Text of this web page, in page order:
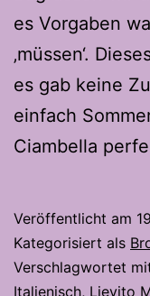
es Vorgaben
‚müssen‘.
es gab keine
einfach
Ciambella
Veröffentlicht am
Kategorisiert als
Verschlagwortet
Italienisch, Lievito